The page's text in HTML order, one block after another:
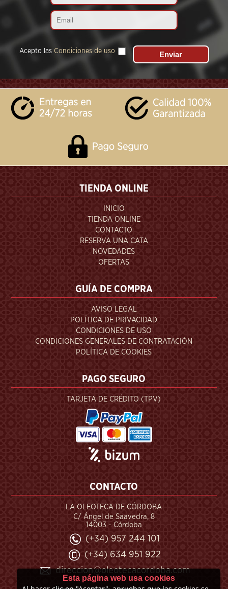
Acepto las Condiciones de uso
```
TIENDA ONLINE
INICIO
TIENDA ONLINE
CONTACTO
RESERVA UNA CATA
NOVEDADES
OFERTAS
GUÍA DE COMPRA
AVISO LEGAL
POLÍTICA DE PRIVACIDAD
CONDICIONES DE USO
CONDICIONES GENERALES DE CONTRATACIÓN
POLÍTICA DE COOKIES
PAGO SEGURO
TARJETA DE CRÉDITO (TPV)
CONTACTO
LA OLEOTECA DE CÓRDOBA
C/ Ángel de Saavedra, 8
14003 - Córdoba
(+34) 957 244 101
(+34) 634 951 922
direccion@oleotecacordoba.com
Esta página web usa cookies